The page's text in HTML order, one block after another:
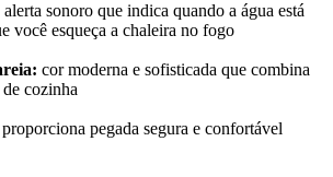
alerta sonoro que indica quando a água está
você esqueça a chaleira no fogo
cor moderna e sofisticada que combina
cozinha
proporciona pegada segura e confortável